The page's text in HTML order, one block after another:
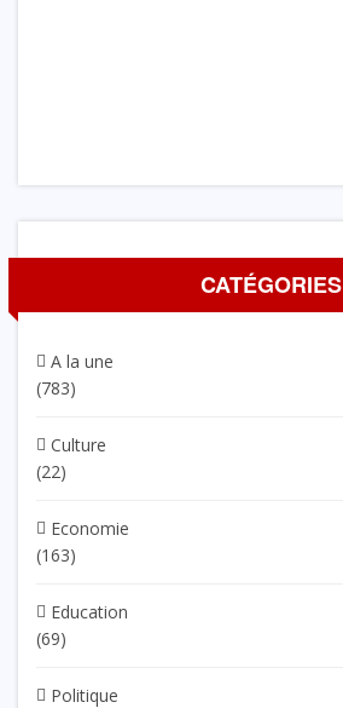
CATÉGORIES
A la une
(783)
Culture
(22)
Economie
(163)
Education
(69)
Politique